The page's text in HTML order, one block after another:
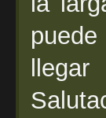
puede